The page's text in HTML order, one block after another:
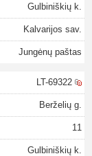
Gulbiniškių k.
Kalvarijos sav.
Jungėnų paštas
LT-69322
Berželių g.
11
Gulbiniškių k.